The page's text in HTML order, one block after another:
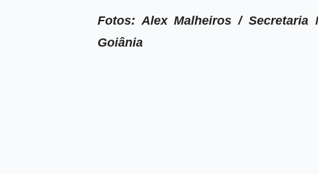
Fotos: Alex Malheiros / Secretaria
Goiânia